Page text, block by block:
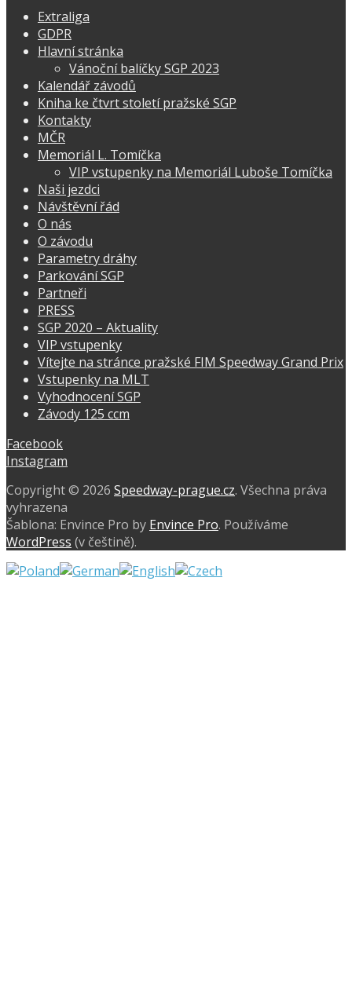
Extraliga
GDPR
Hlavní stránka
Vánoční balíčky SGP 2023
Kalendář závodů
Kniha ke čtvrt století pražské SGP
Kontakty
MČR
Memoriál L. Tomíčka
VIP vstupenky na Memoriál Luboše Tomíčka
Naši jezdci
Návštěvní řád
O nás
O závodu
Parametry dráhy
Parkování SGP
Partneři
PRESS
SGP 2020 – Aktuality
VIP vstupenky
Vítejte na stránce pražské FIM Speedway Grand Prix
Vstupenky na MLT
Vyhodnocení SGP
Závody 125 ccm
Facebook
Instagram
Copyright © 2026 Speedway-prague.cz. Všechna práva
vyhrazena
Šablona: Envince Pro by Envince Pro. Používáme
WordPress (v češtině).